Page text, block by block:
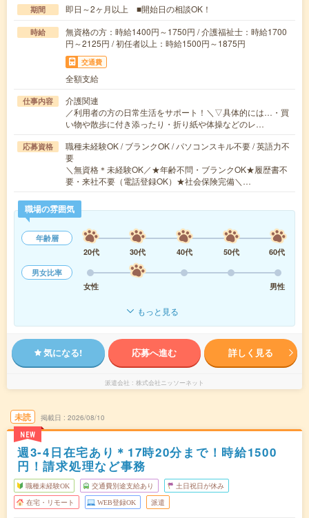
期間 即日～2ヶ月以上 ■開始日の相談OK！
時給
無資格の方：時給1400円～1750円 / 介護福祉士：時給1700
円～2125円 / 初任者以上：時給1500円～1875円
交通費
全額支給
仕事内容
介護関連
／利用者の方の日常生活をサポート！＼▽具体的には…・買
い物や散歩に付き添ったり・折り紙や体操などのレ…
応募資格
職種未経験OK / ブランクOK / パソコンスキル不要 / 英語力不
要
＼無資格＊未経験OK／★年齢不問・ブランクOK★履歴書不
要・来社不要（電話登録OK）★社会保険完備＼…
職場の雰囲気
年齢層
20代
30代 40代 50代
60代
男女比率
女性
男性
もっと見る
気になる! 応募へ進む 詳しく見る
派遣会社 株式会社ニッソーネット
未読
NEW
掲載日 2026/08/10
週3-4日在宅あり＊17時20分まで！時給1500
円！請求処理など事務
職種未経験OK 交通費別途支給あり 土日祝日が休み
在宅・リモート WEB登録OK 派遣